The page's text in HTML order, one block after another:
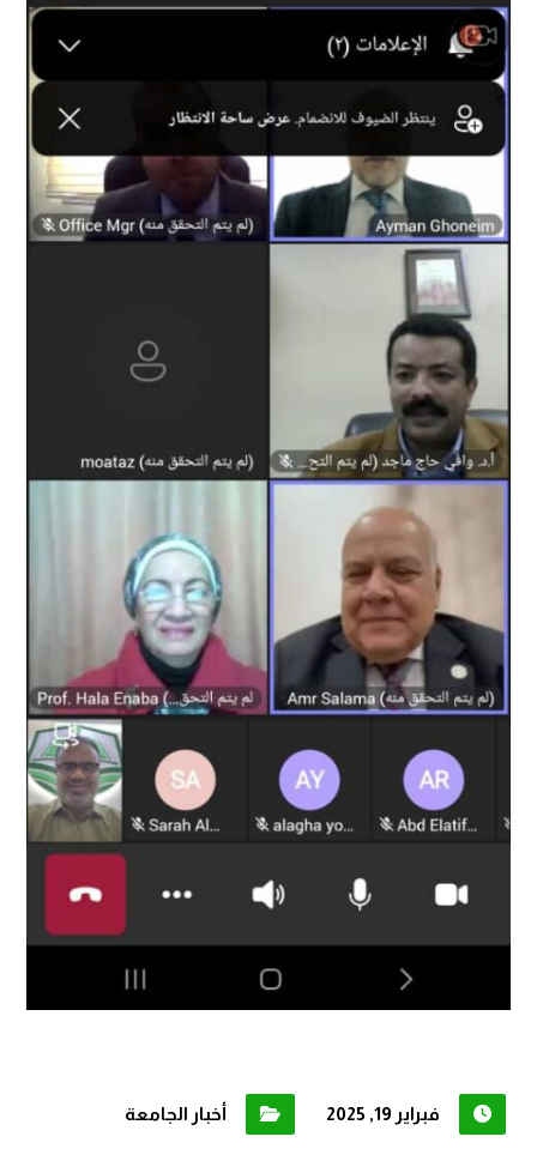
فبراير 19, 2025 أخبار الجامعة